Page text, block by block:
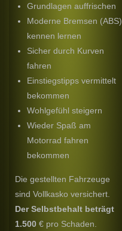
Grundlagen auffrischen
Moderne Bremsen (ABS)
kennen lernen
Sicher durch Kurven
fahren
Einstiegstipps vermittelt
bekommen
Wohlgefühl steigern
Wieder Spaß am
Motorrad fahren
bekommen
Die gestellten Fahrzeuge
sind Vollkasko versichert.
Der Selbstbehalt beträgt
1.500 € pro Schaden.